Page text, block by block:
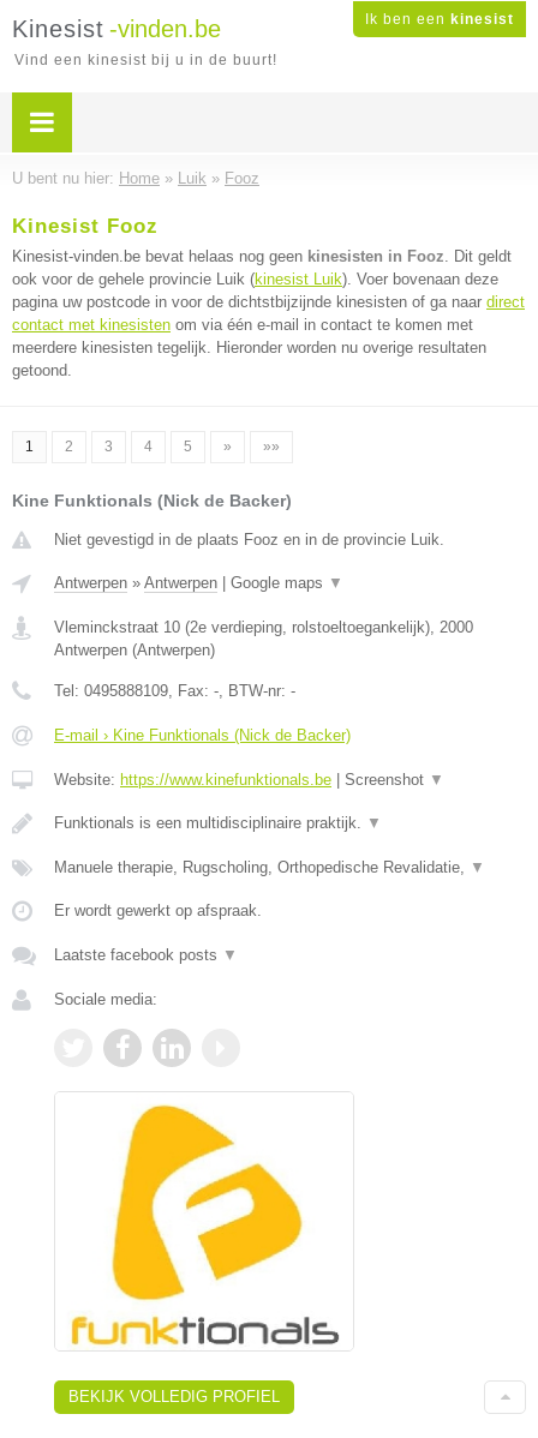
Ik ben een kinesist
Kinesist -vinden.be
Vind een kinesist bij u in de buurt!
U bent nu hier: Home » Luik » Fooz
Kinesist Fooz
Kinesist-vinden.be bevat helaas nog geen kinesisten in Fooz. Dit geldt
ook voor de gehele provincie Luik (kinesist Luik). Voer bovenaan deze
pagina uw postcode in voor de dichtstbijzijnde kinesisten of ga naar direct
contact met kinesisten om via één e-mail in contact te komen met
meerdere kinesisten tegelijk. Hieronder worden nu overige resultaten
getoond.
1 2 3 4 5 » »»
Kine Funktionals (Nick de Backer)
Niet gevestigd in de plaats Fooz en in de provincie Luik.
Antwerpen » Antwerpen Google maps ▼
Vleminckstraat 10 (2e verdieping, rolstoeltoegankelijk), 2000
Antwerpen (Antwerpen)
Tel: 0495888109, Fax: -, BTW-nr: -
E-mail › Kine Funktionals (Nick de Backer)
Website: https://www.kinefunktionals.be Screenshot ▼
Funktionals is een multidisciplinaire praktijk. ▼
Manuele therapie, Rugscholing, Orthopedische Revalidatie, ▼
Er wordt gewerkt op afspraak.
Laatste facebook posts ▼
Sociale media:
BEKIJK VOLLEDIG PROFIEL